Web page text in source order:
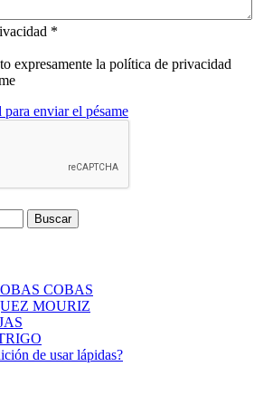
*
expresamente la política de privacidad
enviar el pésame
COBAS
MOURIZ
de usar lápidas?